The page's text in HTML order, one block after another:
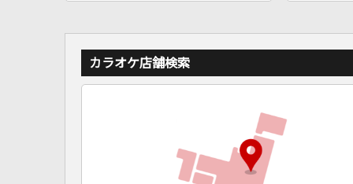
カラオケ店舗検索